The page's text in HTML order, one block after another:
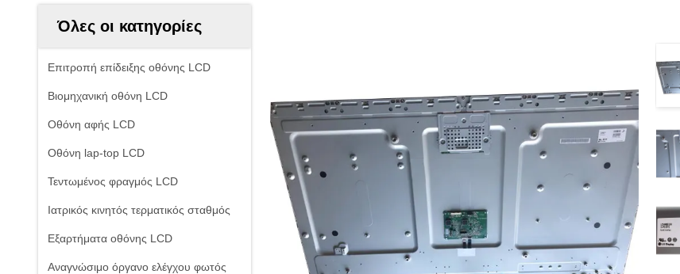
Όλες οι κατηγορίες
Επιτροπή επίδειξης οθόνης LCD
Βιομηχανική οθόνη LCD
Οθόνη αφής LCD
Οθόνη lap-top LCD
Τεντωμένος φραγμός LCD
Ιατρικός κινητός τερματικός σταθμός
Εξαρτήματα οθόνης LCD
Αναγνώσιμο όργανο ελέγχου φωτός